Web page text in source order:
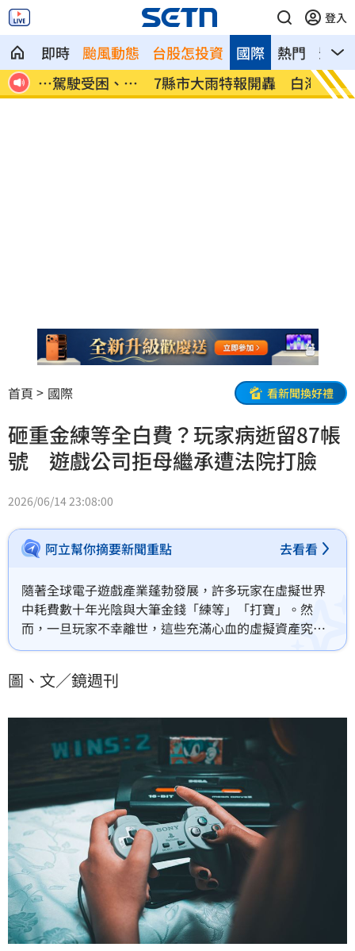
登入
即時 颱風動態 台股怎投資 熱門 影音
國際
昏
7縣市大雨特報開轟 白海豚減慢、雨炸3
天
國道
醫
首頁 國際 看新聞換好禮
砸重金練等全白費？玩家病逝留87帳
號 遊戲公司拒母繼承遭法院打臉
2026/06/14 23:08:00
阿立幫你摘要新聞重點 去看看
隨著全球電子遊戲產業蓬勃發展，許多玩家在虛擬世界
中耗費數十年光陰與大筆金錢「練等」「打寶」。然
而，一旦玩家不幸離世，這些充滿心血的虛擬資產究竟
會隨之消滅，還是能交由家屬繼續保留？中國北京近日
承的財產範疇，引發玩家關注。
圖、文／鏡週刊